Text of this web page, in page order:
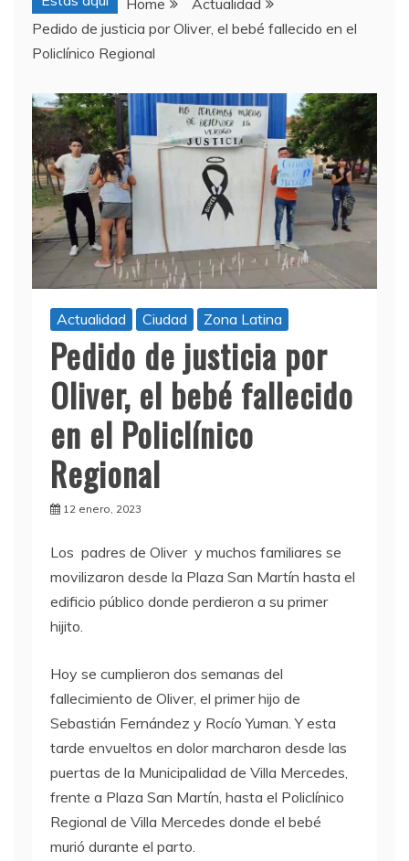
Home
Actualidad
Pedido de justicia por Oliver, el bebé fallecido en el
Policlínico Regional
Actualidad Ciudad Zona Latina
Pedido de justicia por
Oliver, el bebé fallecido
en el Policlínico
Regional
12 enero, 2023
Los padres de Oliver y muchos familiares se
movilizaron desde la Plaza San Martín hasta el
edificio público donde perdieron a su primer
hijito.
Hoy se cumplieron dos semanas del
fallecimiento de Oliver, el primer hijo de
Sebastián Fernández y Rocío Yuman. Y esta
tarde envueltos en dolor marcharon desde las
puertas de la Municipalidad de Villa Mercedes,
frente a Plaza San Martín, hasta el Policlínico
Regional de Villa Mercedes donde el bebé
murió durante el parto.